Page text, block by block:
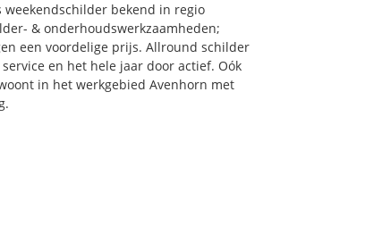
bekend in regio
& onderhoudswerkzaamheden;
een voordelige prijs. Allround schilder
en het hele jaar door actief. Oók
in het werkgebied Avenhorn met